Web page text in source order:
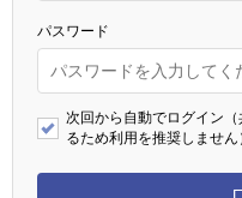
パスワード
次回から自動でログイン
るため利用を推奨しません